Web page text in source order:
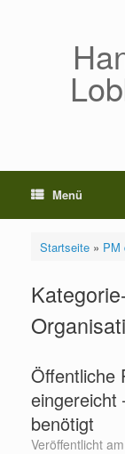
Menü
Startseite» PM
Öffentliche
eingereicht
benötigt
Veröffentlicht am